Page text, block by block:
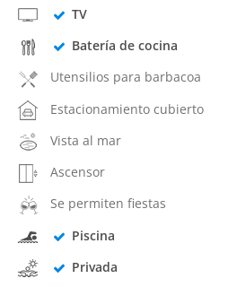
TV
Batería de cocina
Utensilios para barbacoa
Estacionamiento cubierto
Vista al mar
Ascensor
Se permiten fiestas
Piscina
Privada